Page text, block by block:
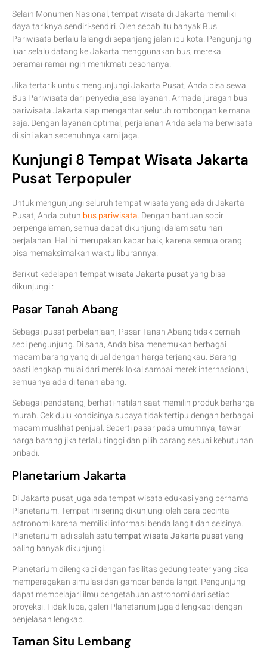
Selain Monumen Nasional, tempat wisata di Jakarta memiliki
daya tariknya sendiri-sendiri. Oleh sebab itu banyak Bus
Pariwisata berlalu lalang di sepanjang jalan ibu kota. Pengunjung
luar selalu datang ke Jakarta menggunakan bus, mereka
beramai-ramai ingin menikmati pesonanya.
Jika tertarik untuk mengunjungi Jakarta Pusat, Anda bisa sewa
Bus Pariwisata dari penyedia jasa layanan. Armada juragan bus
pariwisata Jakarta siap mengantar seluruh rombongan ke mana
saja. Dengan layanan optimal, perjalanan Anda selama berwisata
di sini akan sepenuhnya kami jaga.
Kunjungi 8 Tempat Wisata Jakarta
Pusat Terpopuler
Untuk mengunjungi seluruh tempat wisata yang ada di Jakarta
Pusat, Anda butuh bus pariwisata. Dengan bantuan sopir
berpengalaman, semua dapat dikunjungi dalam satu hari
perjalanan. Hal ini merupakan kabar baik, karena semua orang
bisa memaksimalkan waktu liburannya.
Berikut kedelapantempat wisata Jakarta pusatyang bisa
dikunjungi :
Pasar Tanah Abang
Sebagai pusat perbelanjaan, Pasar Tanah Abang tidak pernah
sepi pengunjung. Di sana, Anda bisa menemukan berbagai
macam barang yang dijual dengan harga terjangkau. Barang
pasti lengkap mulai dari merek lokal sampai merek internasional,
semuanya ada di tanah abang.
Sebagai pendatang, berhati-hatilah saat memilih produk berharga
murah. Cek dulu kondisinya supaya tidak tertipu dengan berbagai
macam muslihat penjual. Seperti pasar pada umumnya, tawar
harga barang jika terlalu tinggi dan pilih barang sesuai kebutuhan
pribadi.
Planetarium Jakarta
Di Jakarta pusat juga ada tempat wisata edukasi yang bernama
Planetarium. Tempat ini sering dikunjungi oleh para pecinta
astronomi karena memiliki informasi benda langit dan seisinya.
Planetarium jadi salah satutempat wisata Jakarta pusatyang
paling banyak dikunjungi.
Planetarium dilengkapi dengan fasilitas gedung teater yang bisa
memperagakan simulasi dan gambar benda langit. Pengunjung
dapat mempelajari ilmu pengetahuan astronomi dari setiap
proyeksi. Tidak lupa, galeri Planetarium juga dilengkapi dengan
penjelasan lengkap.
Taman Situ Lembang